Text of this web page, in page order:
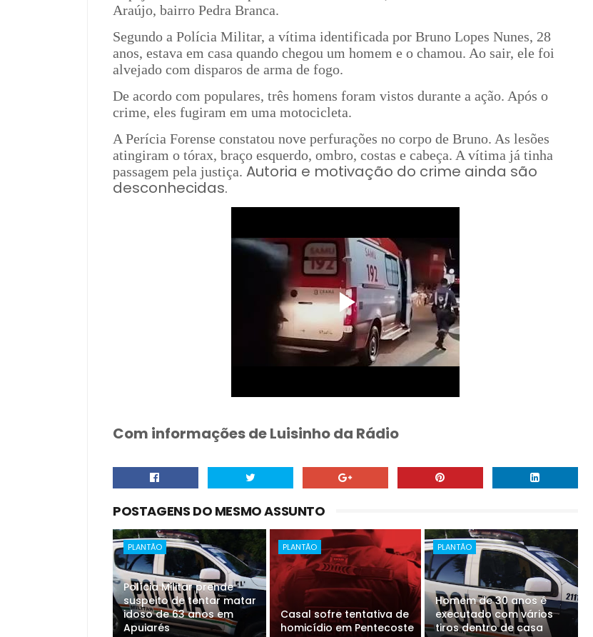
Araújo, bairro Pedra Branca.
Segundo a Polícia Militar, a vítima identificada por Bruno Lopes Nunes, 28
anos, estava em casa quando chegou um homem e o chamou. Ao sair, ele foi
alvejado com disparos de arma de fogo.
De acordo com populares, três homens foram vistos durante a ação. Após o
crime, eles fugiram em uma motocicleta.
A Perícia Forense constatou nove perfurações no corpo de Bruno. As lesões
atingiram o tórax, braço esquerdo, ombro, costas e cabeça. A vítima já tinha
passagem pela justiça. Autoria e motivação do crime ainda são
desconhecidas.
Com informações de Luisinho da Rádio
POSTAGENS DO MESMO ASSUNTO
PLANTÃO
Polícia Militar prende
suspeito de tentar matar
idoso de 63 anos em
Apuiarés
PLANTÃO
Casal sofre tentativa de
homicídio em Pentecoste
PLANTÃO
Homem de 30 anos é
executado com vários
tiros dentro de casa